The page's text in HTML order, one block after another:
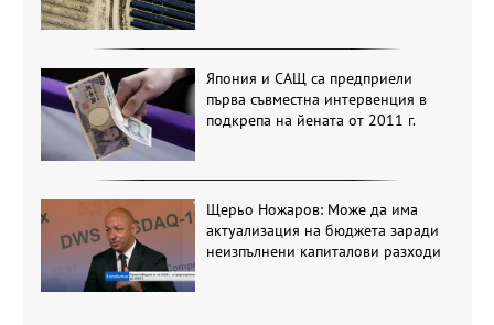
Япония и САЩ са предприели
първа съвместна интервенция в
подкрепа на йената от 2011 г.
Щерьо Ножаров: Може да има
актуализация на бюджета заради
неизпълнени капиталови разходи